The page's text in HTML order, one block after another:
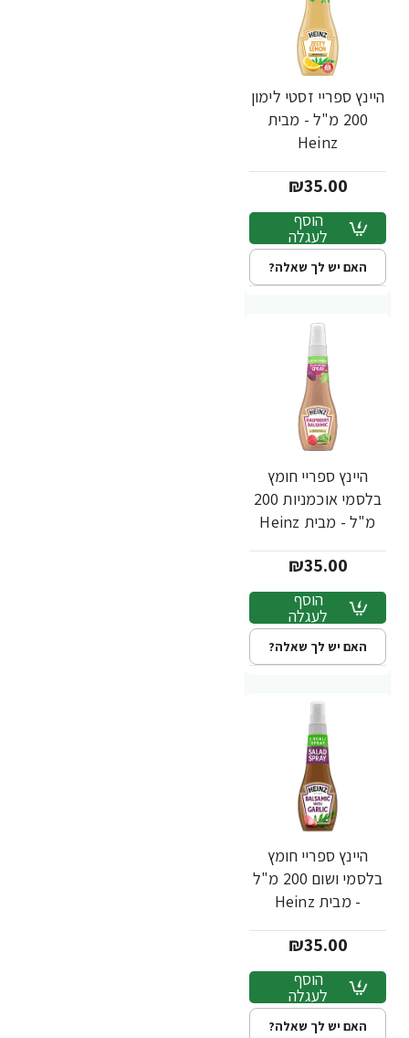
היינץ ספריי זסטי לימון
200 מ"ל - מבית
Heinz
₪35.00
הוסף
לעגלה
האם יש לך שאלה?
היינץ ספריי חומץ
בלסמי אוכמניות 200
מ"ל - מבית Heinz
₪35.00
הוסף
לעגלה
האם יש לך שאלה?
היינץ ספריי חומץ
בלסמי ושום 200 מ"ל
- מבית Heinz
₪35.00
הוסף
לעגלה
האם יש לך שאלה?